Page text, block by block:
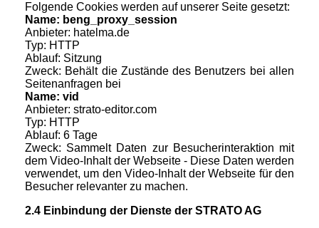
Folgende Cookies werden auf unserer Seite gesetzt:
Name: beng_proxy_session
Anbieter: hatelma.de
Typ: HTTP
Ablauf: Sitzung
Zweck: Behält die Zustände des Benutzers bei allen
Seitenanfragen bei
Name: vid
Anbieter: strato-editor.com
Typ: HTTP
Ablauf: 6 Tage
Zweck: Sammelt Daten zur Besucherinteraktion mit
dem Video-Inhalt der Webseite - Diese Daten werden
verwendet, um den Video-Inhalt der Webseite für den
Besucher relevanter zu machen.
2.4 Einbindung der Dienste der STRATO AG